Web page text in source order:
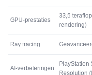
GPU-prestaties
33,5
rendering)
Ray tracing
AI-verbeteringen
PlayStation
Resolution